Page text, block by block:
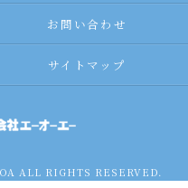
お問い合わせ
サイトマップ
ALL RIGHTS RESERVED.